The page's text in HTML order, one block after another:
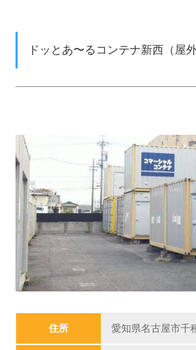
ドッとあ〜るコンテナ新西（屋外
住所 愛知県名古屋市千